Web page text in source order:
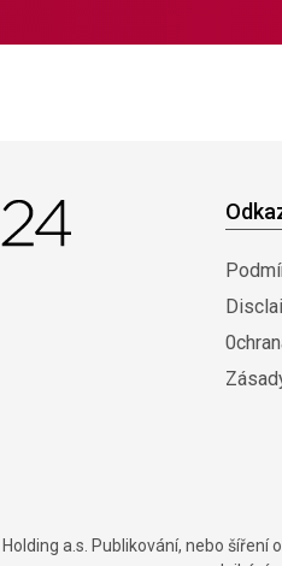
a.s. Publikování, nebo